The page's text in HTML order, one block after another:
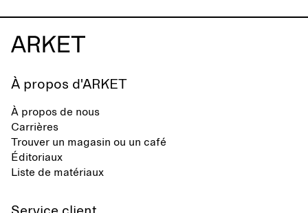
À propos d'ARKET
À propos de nous
Carrières
Trouver un magasin ou un café
Éditoriaux
Liste de matériaux